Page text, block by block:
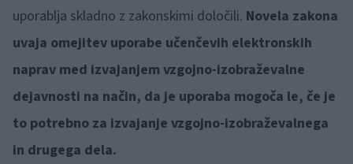
uporablja skladno z zakonskimi določili. Novela zakona
uvaja omejitev uporabe učenčevih elektronskih
naprav med izvajanjem vzgojno-izobraževalne
dejavnosti na način, da je uporaba mogoča le, če je
to potrebno za izvajanje vzgojno-izobraževalnega
in drugega dela.